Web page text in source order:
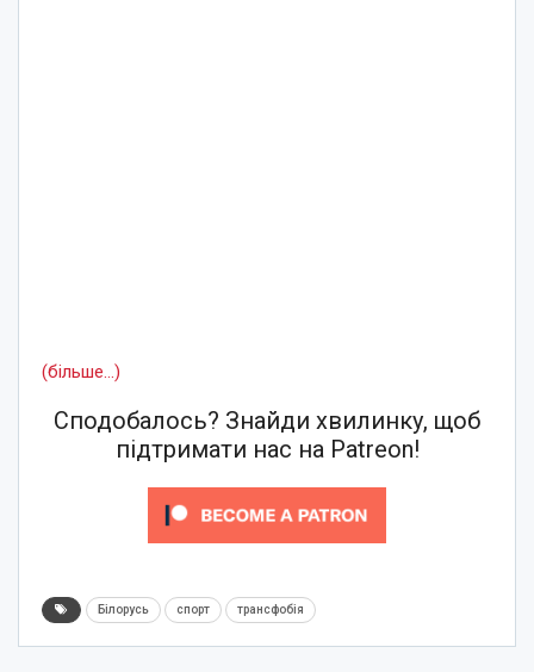
(більше…)
Сподобалось? Знайди хвилинку, щоб
підтримати нас на Patreon!
Білорусь спорт трансфобія